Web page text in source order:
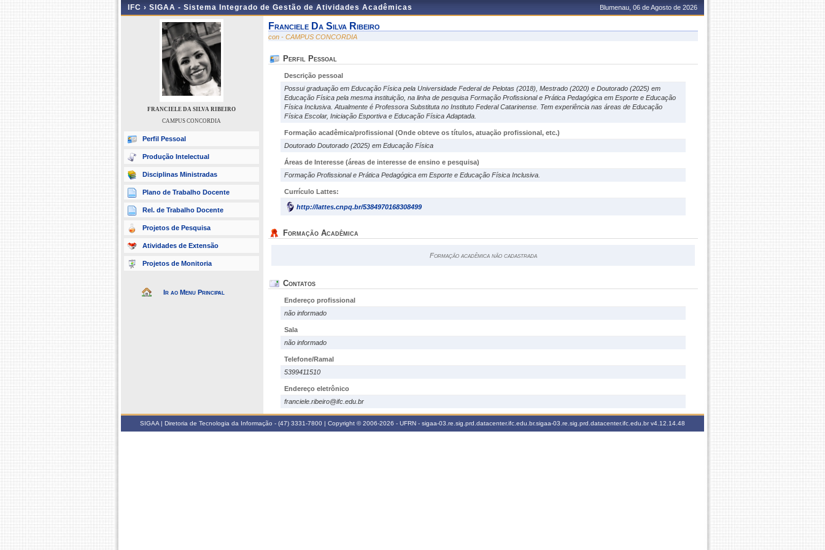
IFC › SIGAA - Sistema Integrado de Gestão de Atividades Acadêmicas Blumenau, 06 de Agosto de 2026
FRANCIELE DA SILVA RIBEIRO
CAMPUS CONCORDIA
Perfil Pessoal
Produção Intelectual
Disciplinas Ministradas
Plano de Trabalho Docente
Rel. de Trabalho Docente
Projetos de Pesquisa
Atividades de Extensão
Projetos de Monitoria
Ir ao Menu Principal
Franciele Da Silva Ribeiro
con - CAMPUS CONCORDIA
Perfil Pessoal
Descrição pessoal
Possui graduação em Educação Física pela Universidade Federal de Pelotas (2018), Mestrado (2020) e Doutorado (2025) em
Educação Física pela mesma instituição, na linha de pesquisa Formação Profissional e Prática Pedagógica em Esporte e Educação
Física Inclusiva. Atualmente é Professora Substituta no Instituto Federal Catarinense. Tem experiência nas áreas de Educação
Física Escolar, Iniciação Esportiva e Educação Física Adaptada.
Formação acadêmica/profissional (Onde obteve os títulos, atuação profissional, etc.)
Doutorado Doutorado (2025) em Educação Física
Áreas de Interesse (áreas de interesse de ensino e pesquisa)
Formação Profissional e Prática Pedagógica em Esporte e Educação Física Inclusiva.
Currículo Lattes:
http://lattes.cnpq.br/5384970168308499
Formação Acadêmica
Formação acadêmica não cadastrada
Contatos
Endereço profissional
não informado
Sala
não informado
Telefone/Ramal
5399411510
Endereço eletrônico
franciele.ribeiro@ifc.edu.br
SIGAA | Diretoria de Tecnologia da Informação - (47) 3331-7800 | Copyright © 2006-2026 - UFRN - sigaa-03.re.sig.prd.datacenter.ifc.edu.br.sigaa-03.re.sig.prd.datacenter.ifc.edu.brv4.12.14.48